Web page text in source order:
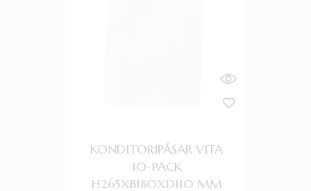
KONDITORIPÅSAR VITA
10-PACK
H265XB180XD110 MM